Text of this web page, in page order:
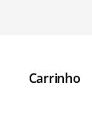
Carrinho